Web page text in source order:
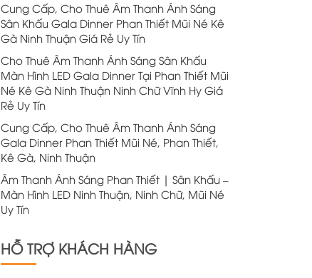
Cung Cấp, Cho Thuê Âm Thanh Ánh Sáng
Sân Khấu Gala Dinner Phan Thiết Mũi Né Kê
Gà Ninh Thuận Giá Rẻ Uy Tín
Cho Thuê Âm Thanh Ánh Sáng Sân Khấu
Màn Hình LED Gala Dinner Tại Phan Thiết Mũi
Né Kê Gà Ninh Thuận Ninh Chữ Vĩnh Hy Giá
Rẻ Uy Tín
Cung Cấp, Cho Thuê Âm Thanh Ánh Sáng
Gala Dinner Phan Thiết Mũi Né, Phan Thiết,
Kê Gà, Ninh Thuận
Âm Thanh Ánh Sáng Phan Thiết | Sân Khấu –
Màn Hình LED Ninh Thuận, Ninh Chữ, Mũi Né
Uy Tín
HỖ TRỢ KHÁCH HÀNG